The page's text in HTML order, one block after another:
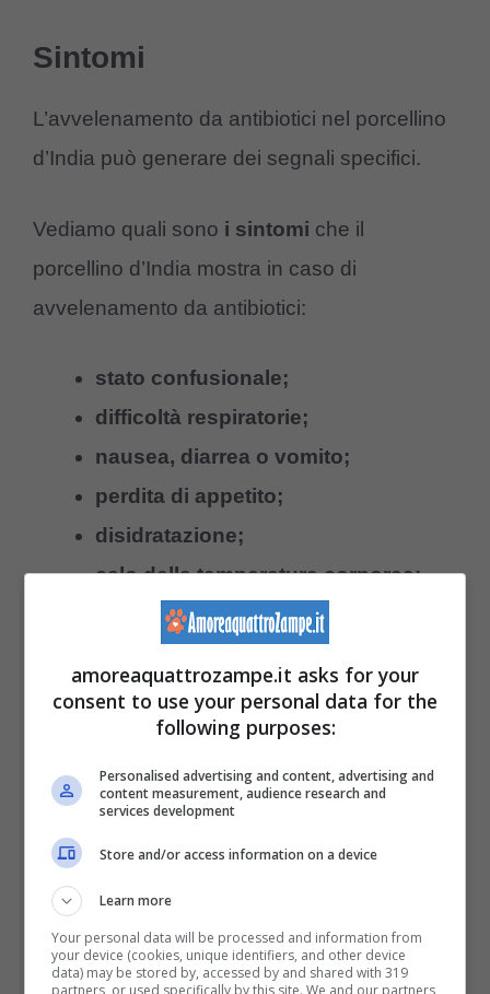
Sintomi
L’avvelenamento da antibiotici nel porcellino
d’India può generare dei segnali specifici.
Vediamo quali sono i sintomi che il
porcellino d’India mostra in caso di
avvelenamento da antibiotici:
stato confusionale;
difficoltà respiratorie;
nausea, diarrea o vomito;
perdita di appetito;
disidratazione;
calo della temperatura corporea;
aritmia, brachicardia o tachicardia;
d’India.
appena citati,possono anche essere
totalmente assenti
l’animale.
In questi casi, solo successivamente alla
amoreaquattrozampe.it asks for your
consent to use your personal data for the
following purposes:
Personalised advertising and content, advertising and
content measurement, audience research and
services development
Store and/or access information on a device
Learn more
Your personal data will be processed and information from
your device (cookies, unique identifiers, and other device
data) may be stored by, accessed by and shared with 319
partners, or used specifically by this site. We and our partners